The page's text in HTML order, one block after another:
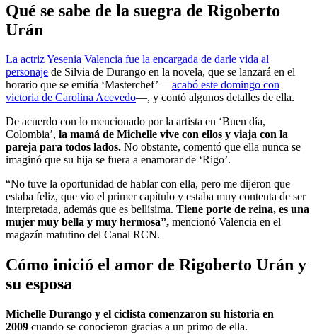
Qué se sabe de la suegra de Rigoberto
Urán
La actriz Yesenia Valencia fue la encargada de darle vida al
personaje de Silvia de Durango en la novela, que se lanzará en el
horario que se emitía ‘Masterchef’ —acabó este domingo con
victoria de Carolina Acevedo—, y contó algunos detalles de ella.
De acuerdo con lo mencionado por la artista en ‘Buen día,
Colombia’, la mamá de Michelle vive con ellos y viaja con la
pareja para todos lados. No obstante, comentó que ella nunca se
imaginó que su hija se fuera a enamorar de ‘Rigo’.
“No tuve la oportunidad de hablar con ella, pero me dijeron que
estaba feliz, que vio el primer capítulo y estaba muy contenta de ser
interpretada, además que es bellísima. Tiene porte de reina, es una
mujer muy bella y muy hermosa”, mencionó Valencia en el
magazín matutino del Canal RCN.
Cómo inició el amor de Rigoberto Urán y
su esposa
Michelle Durango y el ciclista comenzaron su historia en
2009 cuando se conocieron gracias a un primo de ella.